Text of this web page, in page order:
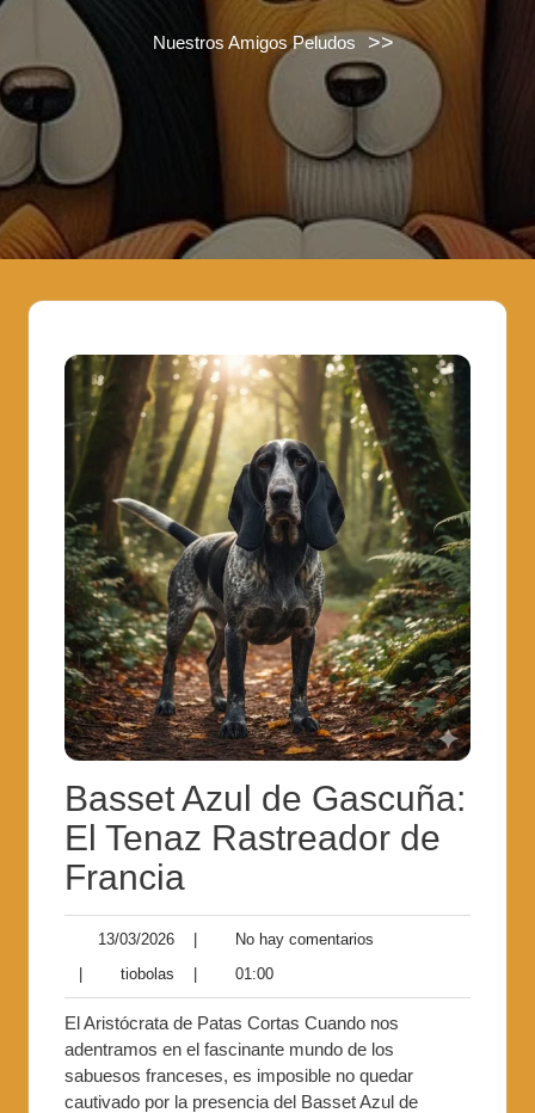
Nuestros Amigos Peludos >>
Basset Azul de Gascuña:
El Tenaz Rastreador de
Francia
13/03/2026
No hay comentarios
tiobolas 01:00
El Aristócrata de Patas Cortas Cuando nos
adentramos en el fascinante mundo de los
sabuesos franceses, es imposible no quedar
cautivado por la presencia del Basset Azul de